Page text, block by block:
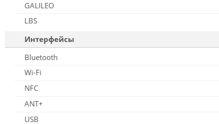
GALILEO
LBS
Интерфейсы
Bluetooth
Wi-Fi
NFC
ANT+
USB